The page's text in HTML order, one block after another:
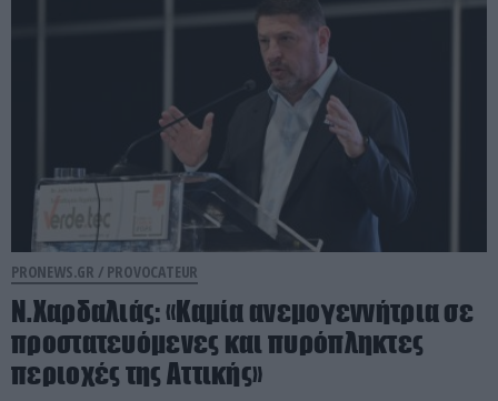
PRONEWS.GR / PROVOCATEUR
Ν.Χαρδαλιάς: «Καμία ανεμογεννήτρια σε
προστατευόμενες και πυρόπληκτες
περιοχές της Αττικής»